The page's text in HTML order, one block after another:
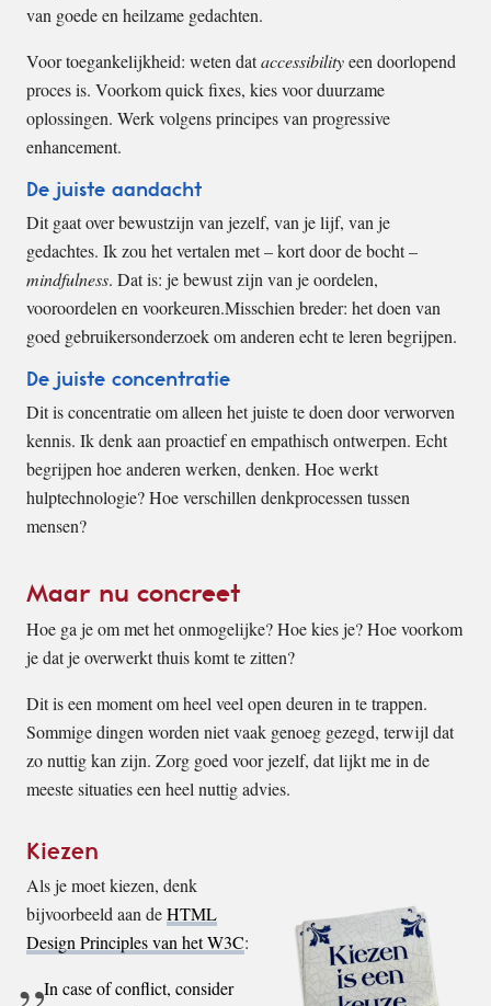
van goede en heilzame gedachten.
Voor toegankelijkheid: weten dataccessibilityeen doorlopend
proces is. Voorkom quick fixes, kies voor duurzame
oplossingen. Werk volgens principes van progressive
enhancement.
De juiste aandacht
Dit gaat over bewustzijn van jezelf, van je lijf, van je
gedachtes. Ik zou het vertalen met – kort door de bocht –
mindfulness. Dat is: je bewust zijn van je oordelen,
vooroordelen en voorkeuren.Misschien breder: het doen van
goed gebruikersonderzoek om anderen echt te leren begrijpen.
De juiste concentratie
Dit is concentratie om alleen het juiste te doen door verworven
kennis. Ik denk aan proactief en empathisch ontwerpen. Echt
begrijpen hoe anderen werken, denken. Hoe werkt
hulptechnologie? Hoe verschillen denkprocessen tussen
mensen?
Maar nu concreet
Hoe ga je om met het onmogelijke? Hoe kies je? Hoe voorkom
je dat je overwerkt thuis komt te zitten?
Dit is een moment om heel veel open deuren in te trappen.
Sommige dingen worden niet vaak genoeg gezegd, terwijl dat
zo nuttig kan zijn. Zorg goed voor jezelf, dat lijkt me in de
meeste situaties een heel nuttig advies.
Kiezen
Als je moet kiezen, denk
bijvoorbeeld aan deHTML
Design Principles van het W3C:
In case of conflict, consider